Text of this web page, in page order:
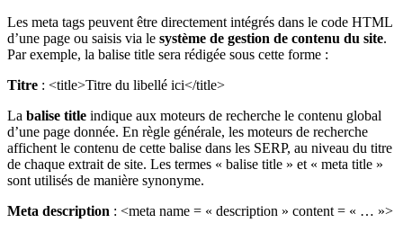
Les meta tags peuvent être directement intégrés dans le code HTML
d’une page ou saisis via le système de gestion de contenu du site.
Par exemple, la balise title sera rédigée sous cette forme :
Titre : <title>Titre du libellé ici</title>
La balise title indique aux moteurs de recherche le contenu global
d’une page donnée. En règle générale, les moteurs de recherche
affichent le contenu de cette balise dans les SERP, au niveau du titre
de chaque extrait de site. Les termes « balise title » et « meta title »
sont utilisés de manière synonyme.
Meta description : <meta name = « description » content = « … »>